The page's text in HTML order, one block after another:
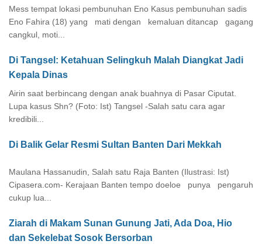
Mess tempat lokasi pembunuhan Eno Kasus pembunuhan sadis
Eno Fahira (18) yang mati dengan kemaluan ditancap gagang
cangkul, moti...
Di Tangsel: Ketahuan Selingkuh Malah Diangkat Jadi
Kepala Dinas
Airin saat berbincang dengan anak buahnya di Pasar Ciputat.
Lupa kasus Shn? (Foto: Ist) Tangsel -Salah satu cara agar
kredibili...
Di Balik Gelar Resmi Sultan Banten Dari Mekkah
Maulana Hassanudin, Salah satu Raja Banten (Ilustrasi: Ist)
Cipasera.com- Kerajaan Banten tempo doeloe punya pengaruh
cukup lua...
Ziarah di Makam Sunan Gunung Jati, Ada Doa, Hio
dan Sekelebat Sosok Bersorban